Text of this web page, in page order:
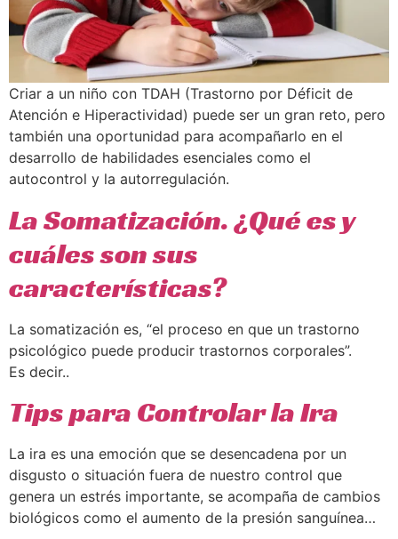
Criar a un niño con TDAH (Trastorno por Déficit de
Atención e Hiperactividad) puede ser un gran reto, pero
también una oportunidad para acompañarlo en el
desarrollo de habilidades esenciales como el
autocontrol y la autorregulación.
La Somatización. ¿Qué es y
cuáles son sus
características?
La somatización es, “el proceso en que un trastorno
psicológico puede producir trastornos corporales”.
Es decir..
Tips para Controlar la Ira
La ira es una emoción que se desencadena por un
disgusto o situación fuera de nuestro control que
genera un estrés importante, se acompaña de cambios
biológicos como el aumento de la presión sanguínea…